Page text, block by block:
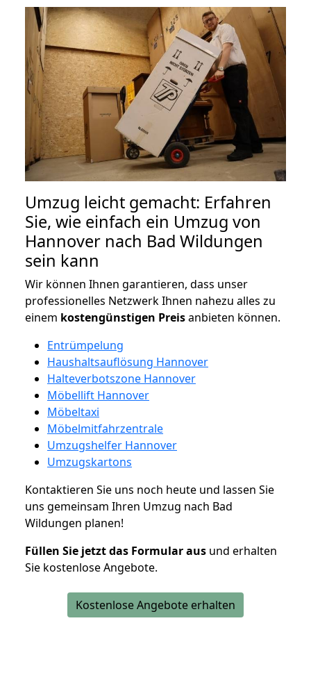
Umzug leicht gemacht: Erfahren
Sie, wie einfach ein Umzug von
Hannover nach Bad Wildungen
sein kann
Wir können Ihnen garantieren, dass unser
professionelles Netzwerk Ihnen nahezu alles zu
einem kostengünstigen Preisanbieten können.
Entrümpelung
Haushaltsauflösung Hannover
Halteverbotszone Hannover
Möbellift Hannover
Möbeltaxi
Möbelmitfahrzentrale
Umzugshelfer Hannover
Umzugskartons
Kontaktieren Sie uns noch heute und lassen Sie
uns gemeinsam Ihren Umzug nach Bad
Wildungen planen!
Füllen Sie jetzt das Formular aus und erhalten
Sie kostenlose Angebote.
Kostenlose Angebote erhalten